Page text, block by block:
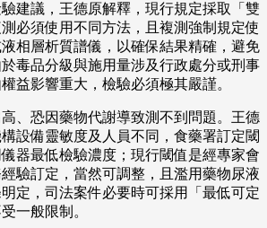
建議，王德原解釋，現行規定採取「雙
必須使用不同方法，且複測強制規定使
相層析質譜儀，以確保結果精確，避免
毒品分級與施用量涉及行政處分或刑事
益影響重大，檢驗必須極其嚴謹。
、恐因藥物代謝導致測不到問題。王德
設備靈敏度及人員不同，食藥署訂定閾
器最低檢驗濃度；現行閾值是經專家會
驗訂定，當然可調整，且濫用藥物尿液
定，司法案件必要時可採用「最低可定
一般限制。